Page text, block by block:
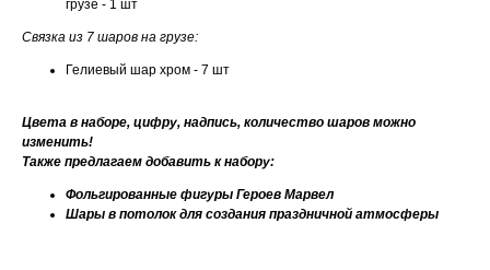
грузе - 1 шт
Связка из 7 шаров на грузе:
Гелиевый шар хром - 7 шт
Цвета в наборе, цифру, надпись, количество шаров можно
изменить!
Также предлагаем добавить к набору:
Фольгированные фигуры Героев Марвел
Шары в потолок для создания праздничной атмосферы